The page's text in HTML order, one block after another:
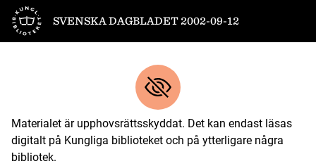
Till startsidan
SVENSKA DAGBLADET 2002-09-12
Materialet är upphovsrättsskyddat. Det kan endast läsas
digitalt på Kungliga biblioteket och på ytterligare några
bibliotek.